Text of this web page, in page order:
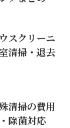
スクリーニ
清掃・退去
清掃の費用
除菌対応